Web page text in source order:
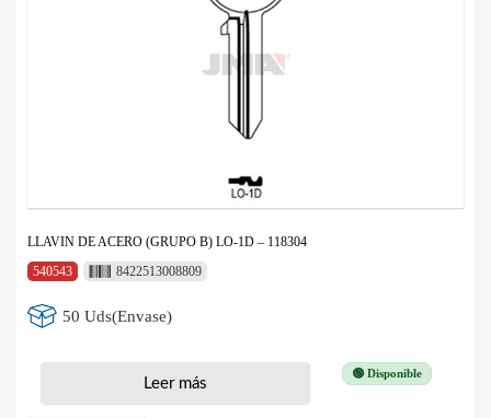
LLAVIN DE ACERO (GRUPO B) LO-1D – 118304
540543
8422513008809
50 Uds(Envase)
🟢 Disponible
Leer más